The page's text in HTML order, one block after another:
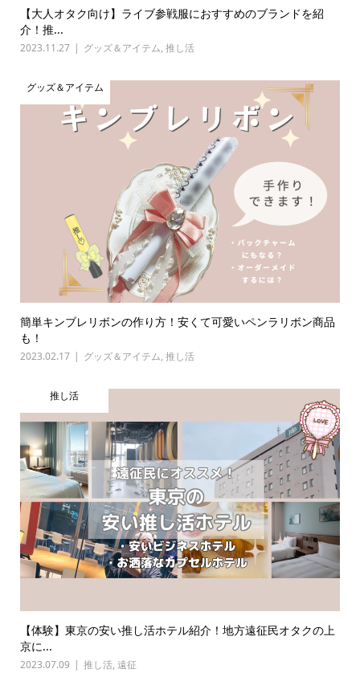
【大人オタク向け】ライブ参戦服におすすめのブランドを紹
介！推...
2023.11.27 グッズ＆アイテム, 推し活
グッズ＆アイテム
簡単キンブレリボンの作り方！安くて可愛いペンラリボン商品
も！
2023.02.17 グッズ＆アイテム, 推し活
推し活
【体験】東京の安い推し活ホテル紹介！地方遠征民オタクの上
京に...
2023.07.09 推し活, 遠征